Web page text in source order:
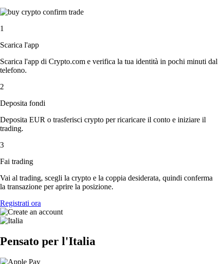
1
Scarica l'app
Scarica l'app di Crypto.com e verifica la tua identità in pochi minuti dal
telefono.
2
Deposita fondi
Deposita EUR o trasferisci crypto per ricaricare il conto e iniziare il
trading.
3
Fai trading
Vai al trading, scegli la crypto e la coppia desiderata, quindi conferma
la transazione per aprire la posizione.
Registrati ora
Pensato per l'Italia